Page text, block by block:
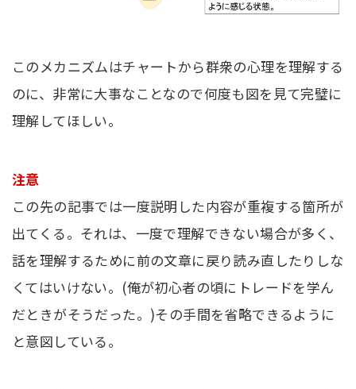
このメカニズムはチャートから群衆の心理を理解する
のに、非常に大事なことなので何度も図を見て完璧に
理解してほしい。
注意
この先の記事では一度説明した内容が重複する箇所が
出てくる。それは、一度で理解できない場合が多く、
話を理解するために前の文章に戻り読み直したりしな
くてはいけない。(俺が初心者の頃にトレードを学ん
だときがそうだった。)その手間を省略できるように
と意図している。